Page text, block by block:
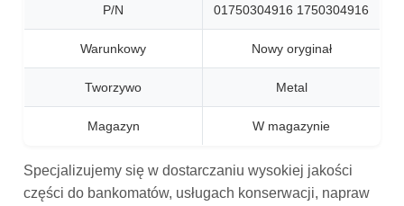
P/N 01750304916 1750304916
Warunkowy Nowy oryginał
Tworzywo Metal
Magazyn W magazynie
Specjalizujemy się w dostarczaniu wysokiej jakości
części do bankomatów, usługach konserwacji, napraw